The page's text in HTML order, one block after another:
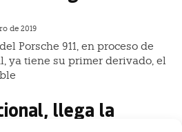
de 2019
Porsche 911, en proceso de
ya tiene su primer derivado, el
llega la